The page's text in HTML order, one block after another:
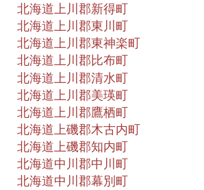
北海道上川郡新得町
北海道上川郡東川町
北海道上川郡東神楽町
北海道上川郡比布町
北海道上川郡清水町
北海道上川郡美瑛町
北海道上川郡鷹栖町
北海道上磯郡木古内町
北海道上磯郡知内町
北海道中川郡中川町
北海道中川郡幕別町